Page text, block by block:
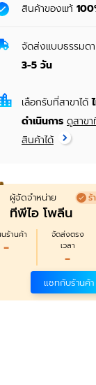
สินค้าของแท้
จัดส่งแบบธรรมดา
3-5 วัน
เลือกรับที่สาขาได้
ดำเนินการ ดูสาข
สินค้าได้
ผู้จัดจำหน่าย ร้
ทีพีไอ โพลีน
ร้านค้า
-
จัดส่งตรง
เวลา
-
แชทกับร้านค้า